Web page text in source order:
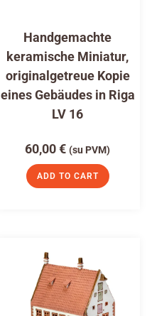
Handgemachte
keramische Miniatur,
originalgetreue Kopie
eines Gebäudes in Riga
LV 16
60,00€ (su PVM)
ADD TO CART